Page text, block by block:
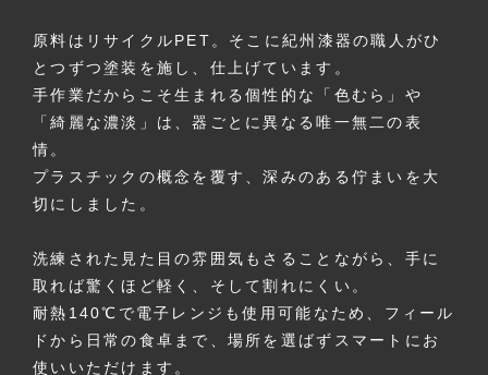
原料はリサイクルPET。そこに紀州漆器の職人がひ
とつずつ塗装を施し、仕上げています。
手作業だからこそ生まれる個性的な「色むら」や
「綺麗な濃淡」は、器ごとに異なる唯一無二の表
情。
プラスチックの概念を覆す、深みのある佇まいを大
切にしました。
洗練された見た目の雰囲気もさることながら、手に
取れば驚くほど軽く、そして割れにくい。
耐熱140℃で電子レンジも使用可能なため、フィール
ドから日常の食卓まで、場所を選ばずスマートにお
使いいただけます。